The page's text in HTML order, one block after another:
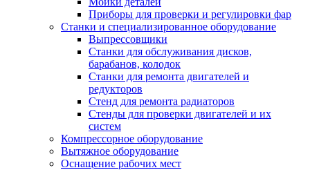
Приборы для проверки и регулировки фар
Станки и специализированное оборудование
Выпрессовщики
Станки для обслуживания дисков,
барабанов, колодок
Станки для ремонта двигателей и
редукторов
Стенд для ремонта радиаторов
Стенды для проверки двигателей и их
систем
Компрессорное оборудование
Вытяжное оборудование
Оснащение рабочих мест